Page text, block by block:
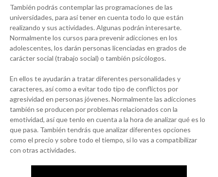
También podrás contemplar las programaciones de las
universidades, para así tener en cuenta todo lo que están
realizando y sus actividades. Algunas podrán interesarte.
Normalmente los cursos para prevenir adicciones en los
adolescentes, los darán personas licenciadas en grados de
carácter social (trabajo social) o también psicólogos.
En ellos te ayudarán a tratar diferentes personalidades y
caracteres, así como a evitar todo tipo de conflictos por
agresividad en personas jóvenes. Normalmente las adicciones
también se producen por problemas relacionados con la
emotividad, así que tenlo en cuenta a la hora de analizar qué es lo
que pasa. También tendrás que analizar diferentes opciones
como el precio y sobre todo el tiempo, si lo vas a compatibilizar
con otras actividades.